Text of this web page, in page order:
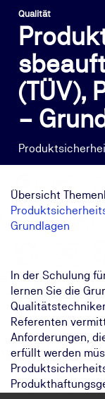
Qualität
(TÜV),
–
Übersicht
Grundlagen
In der Schulung
lernen Sie die
Referenten
Anforderungen,
erfüllt werden